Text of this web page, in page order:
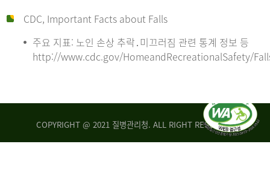
CDC, Important Facts about Falls
주요 지표: 노인 손상 추락․미끄러짐 관련 통계 정보 등
http://www.cdc.gov/HomeandRecreationalSafety/
COPYRIGHT @ 2021 질병관리청. ALL RIGHT RESERVED